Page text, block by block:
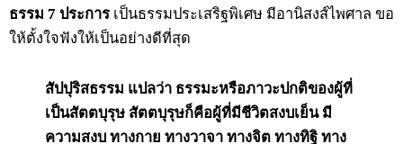
ธรรม 7 ประการ เป็นธรรมประเสริฐพิเศษ มีอานิสงส์ไพศาล ขอ
ให้ตั้งใจฟังให้เป็นอย่างดีที่สุด
สัปปุริสธรรม แปลว่า ธรรมะหรือภาวะปกติของผู้ที่
เป็นสัตตบุรุษ สัตตบุรุษก็คือผู้ที่มีชีวิตสงบเย็น มี
ความสงบ ทางกาย ทางวาจา ทางจิต ทางทิฐิ ทาง